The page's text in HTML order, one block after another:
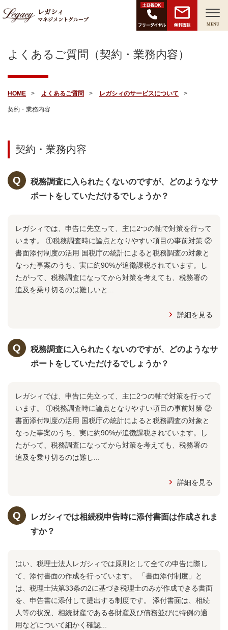
レガシィ
マネジメントグループ
無料面談 MENU
よくあるご質問（契約・業務内容）
HOME よくあるご質問 レガシィのサービスについて
契約・業務内容
契約・業務内容
税務調査に入られたくないのですが、どのようなサ
ポートをしていただけるでしょうか？
レガシィでは、申告に先立って、主に2つの軸で対策を行って
います。 ①税務調査時に論点となりやすい項目の事前対策 ②
書面添付制度の活用 国税庁の統計によると税務調査の対象と
なった事案のうち、実に約90%が追徴課税されています。し
たがって、税務調査になってから対策を考えても、税務署の
追及を乗り切るのは難しいと...
詳細を見る
税務調査に入られたくないのですが、どのようなサ
ポートをしていただけるでしょうか？
レガシィでは、申告に先立って、主に2つの軸で対策を行って
います。 ①税務調査時に論点となりやすい項目の事前対策 ②
書面添付制度の活用 国税庁の統計によると税務調査の対象と
なった事案のうち、実に約90%が追徴課税されています。し
たがって、税務調査になってから対策を考えても、税務署の
追及を乗り切るのは難し...
詳細を見る
レガシィでは相続税申告時に添付書面は作成されま
すか？
はい、税理士法人レガシィでは原則として全ての申告に際し
て、添付書面の作成を行っています。 「書面添付制度」と
は、税理士法第33条の2に基づき税理士のみが作成できる書面
を、申告書に添付して提出する制度です。 添付書面は、相続
人等の状況、相続財産である各財産及び債務並びに特例の適
用などについて細かく確認...